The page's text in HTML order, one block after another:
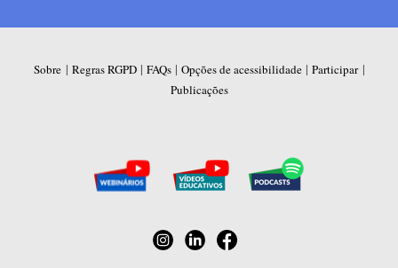
Sobre | Regras RGPD| FAQs| Opções de acessibilidade| Participar|
Publicações